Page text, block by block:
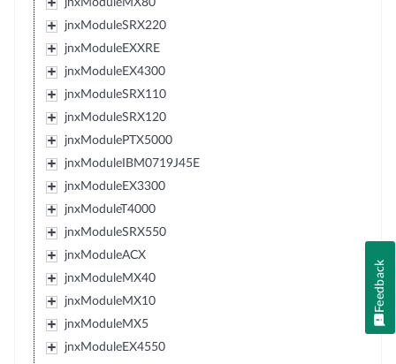
jnxModuleMX80
jnxModuleSRX220
jnxModuleEXXRE
jnxModuleEX4300
jnxModuleSRX110
jnxModuleSRX120
jnxModulePTX5000
jnxModuleIBM0719J45E
jnxModuleEX3300
jnxModuleT4000
jnxModuleSRX550
jnxModuleACX
jnxModuleMX40
jnxModuleMX10
jnxModuleMX5
jnxModuleEX4550
Feedback